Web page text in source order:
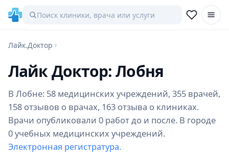
Лайк.Доктор
Лайк Доктор: Лобня
В Лобне: 58 медицинских учреждений, 355 врачей,
158 отзывов о врачах, 163 отзыва о клиниках.
Врачи опубликовали 0 работ до и после. В городе
0 учебных медицинских учреждений.
Электронная регистратура.